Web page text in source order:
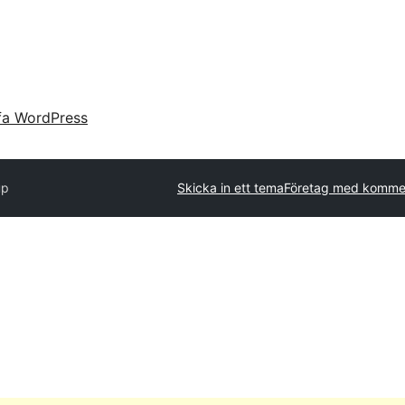
WordPress
Skicka in ett temaFöretag med